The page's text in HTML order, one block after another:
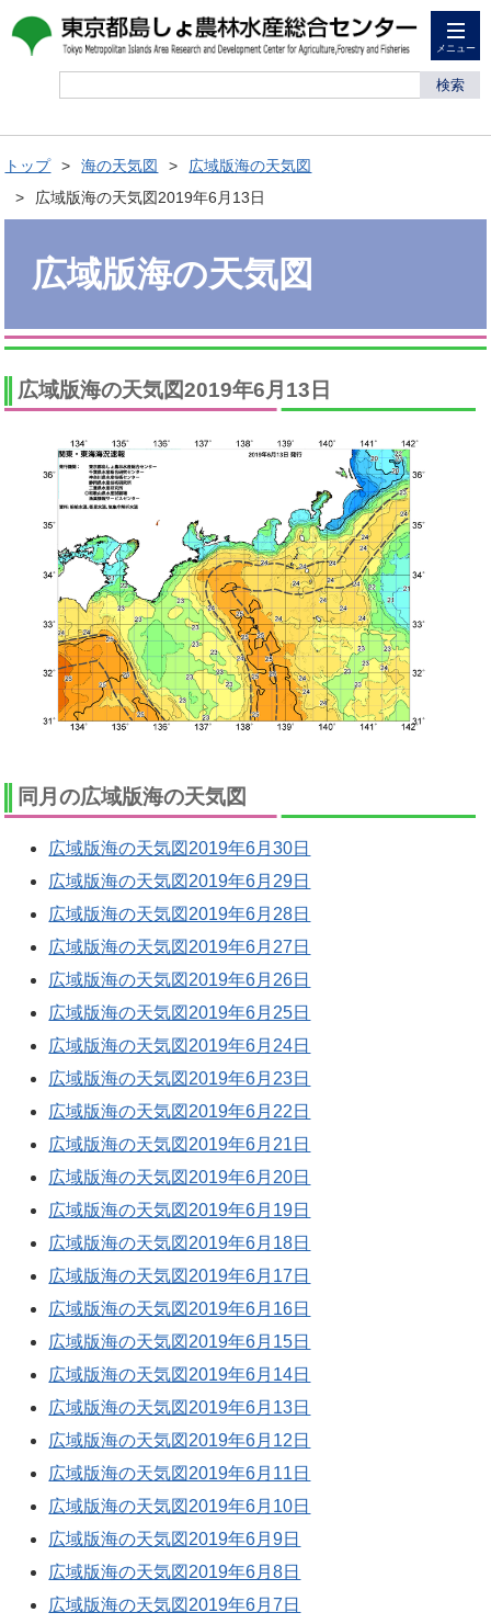
メニュー
検索
トップ 海の天気図
広域版海の天気図
広域版海の天気図2019年6月13日
広域版海の天気図
広域版海の天気図2019年6月13日
同月の広域版海の天気図
広域版海の天気図2019年6月30日
広域版海の天気図2019年6月29日
広域版海の天気図2019年6月28日
広域版海の天気図2019年6月27日
広域版海の天気図2019年6月26日
広域版海の天気図2019年6月25日
広域版海の天気図2019年6月24日
広域版海の天気図2019年6月23日
広域版海の天気図2019年6月22日
広域版海の天気図2019年6月21日
広域版海の天気図2019年6月20日
広域版海の天気図2019年6月19日
広域版海の天気図2019年6月18日
広域版海の天気図2019年6月17日
広域版海の天気図2019年6月16日
広域版海の天気図2019年6月15日
広域版海の天気図2019年6月14日
広域版海の天気図2019年6月13日
広域版海の天気図2019年6月12日
広域版海の天気図2019年6月11日
広域版海の天気図2019年6月10日
広域版海の天気図2019年6月9日
広域版海の天気図2019年6月8日
広域版海の天気図2019年6月7日